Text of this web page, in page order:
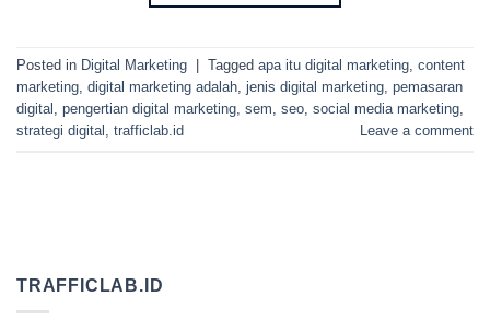
Posted in Digital Marketing Tagged apa itu digital marketing content
marketing digital marketing adalah jenis digital marketing pemasaran
digital
pengertian digital marketing sem seo social media marketing
strategi digital
trafficlab.id Leave a comment
TRAFFICLAB.ID